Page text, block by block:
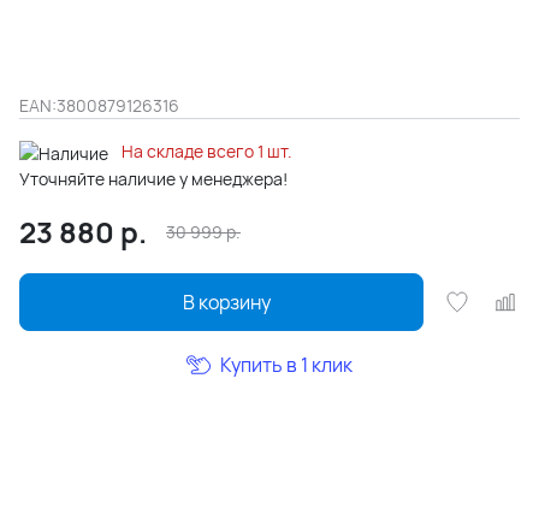
EAN:3800879126316
На складе всего 1 шт.
Уточняйте наличие у менеджера!
23 880 р. 30 999р.
В корзину
Купить в 1 клик